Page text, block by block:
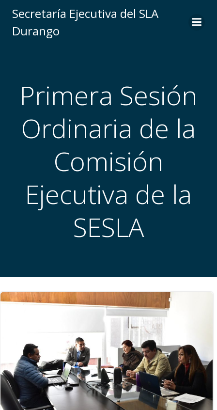
al
Secretaría Ejecutiva del SLA
Durango
Primera Sesión
Ordinaria de la
Comisión
Ejecutiva de la
SESLA